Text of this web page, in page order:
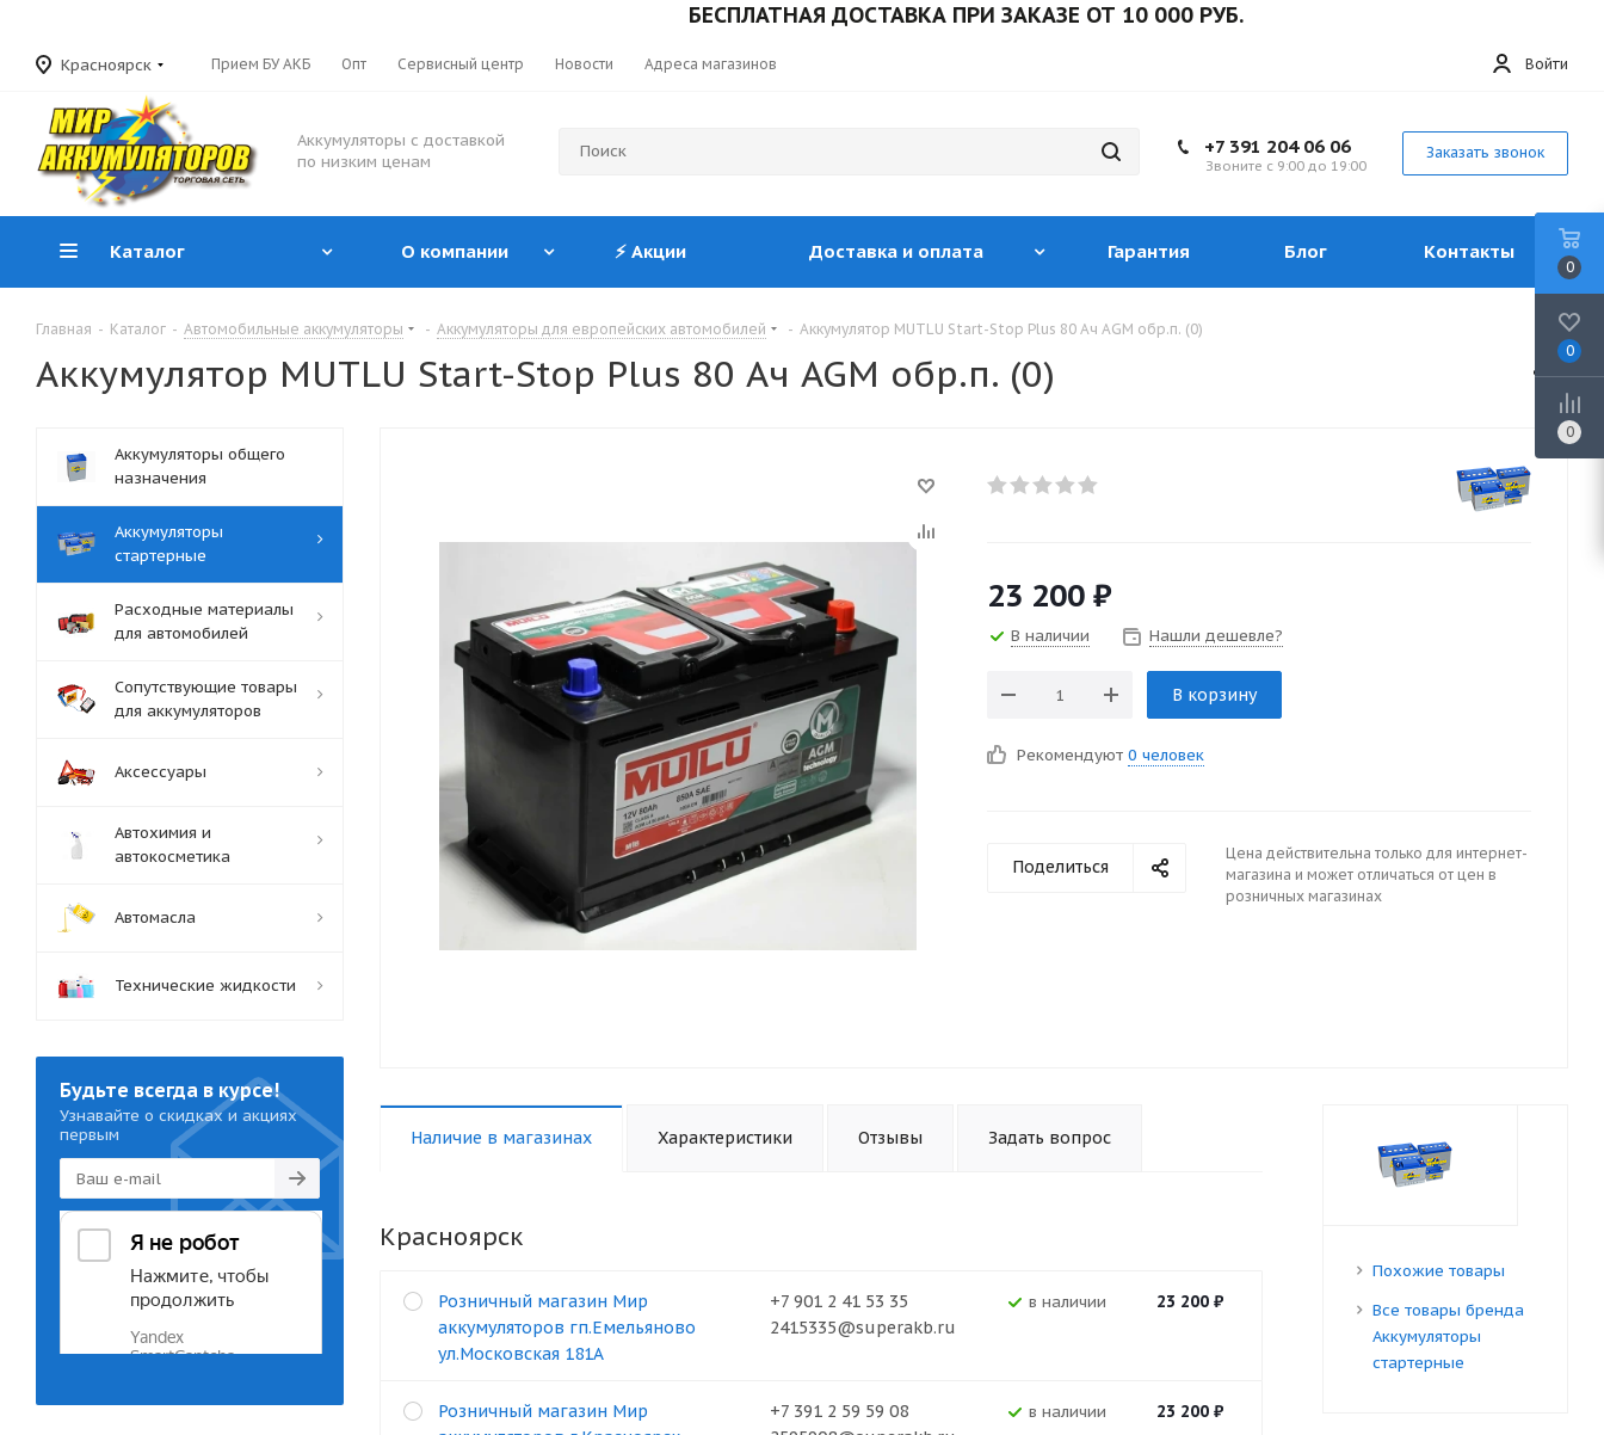
БЕСПЛАТНАЯ ДОСТАВКА ПРИ ЗАКАЗЕ ОТ 10 000 РУБ.
Красноярск Прием БУ АКБ Опт Сервисный центр Новости Адреса магазинов Войти
Аккумуляторы с доставкой
по низким ценам
+7 391 204 06 06
Звоните с 9:00 до 19:00
Заказать звонок
Каталог О компании ⚡ Акции Доставка и оплата Гарантия Блог Контакты
Главная - Каталог - Автомобильные аккумуляторы - Аккумуляторы для европейских автомобилей - Аккумулятор MUTLU Start-Stop Plus 80 Ач AGM обр.п. (0)
Аккумулятор MUTLU Start-Stop Plus 80 Ач AGM обр.п. (0)
23 200 ₽
В наличии Нашли дешевле?
В корзину
Рекомендуют 0 человек
Поделиться
Цена действительна только для интернет-
магазина и может отличаться от цен в
розничных магазинах
Наличие в магазинах Характеристики Отзывы Задать вопрос
Красноярск
+7 901 2 41 53 35
2415335@superakb.ru
В наличии 23 200₽
Розничный магазин Мир
аккумуляторов гп.Емельяново
ул.Московская 181А
+7 391 2 59 59 08
В наличии 23 200₽
Розничный магазин Мир
Похожие товары
Все товары бренда
Аккумуляторы
стартерные
Аккумуляторы общего
назначения
Аккумуляторы
стартерные
Расходные материалы
для автомобилей
Сопутствующие товары
для аккумуляторов
Аксессуары
Автохимия и
автокосметика
Автомасла
Технические жидкости
Будьте всегда в курсе!
Узнавайте о скидках и акциях
первым
0
0
0